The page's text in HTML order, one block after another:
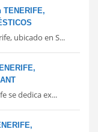
ubicado en S...
se dedica ex...